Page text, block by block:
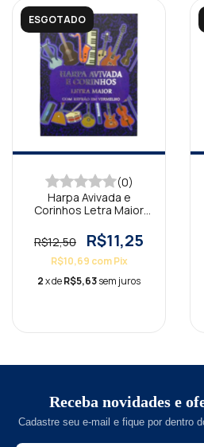
ESGOTADO
(0)
Harpa Avivada e
Corinhos Letra Maior
R$12,50
R$11,25
R$10,69 com Pix
2x deR$5,63sem juros
Receba novidades e
Cadastre seu e-mail e fique por dentro